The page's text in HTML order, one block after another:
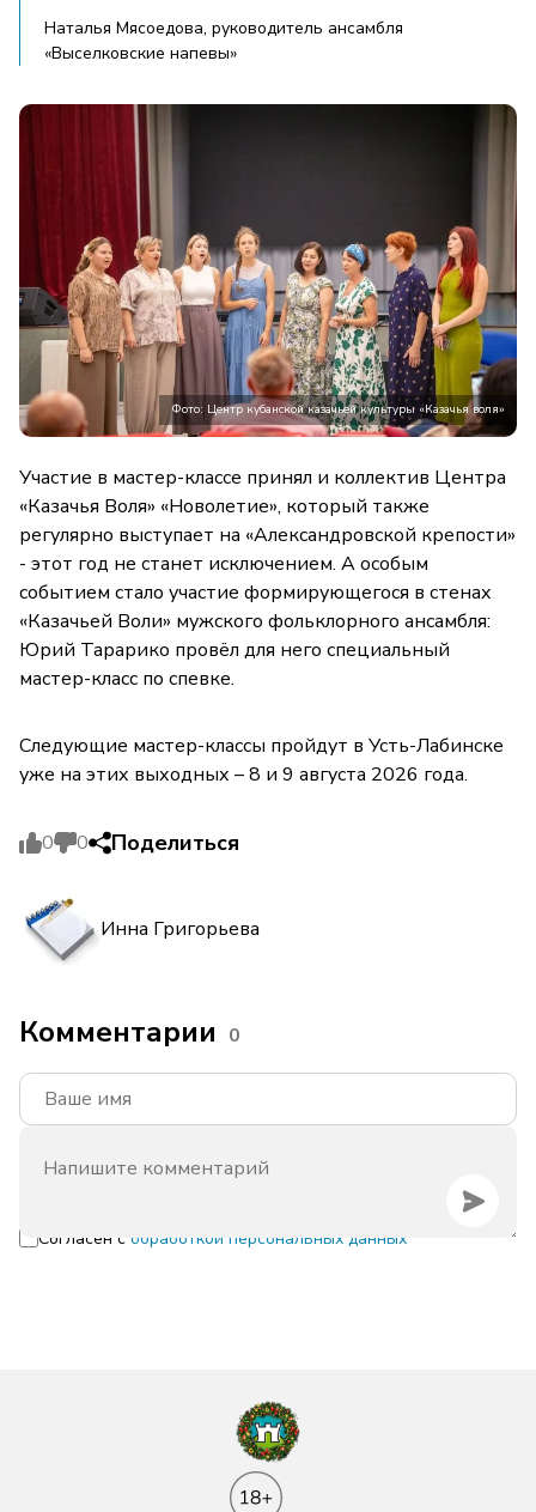
Наталья Мясоедова, руководитель ансамбля
«Выселковские напевы»
Фото: Центр кубанской казачьей культуры «Казачья воля»
Участие в мастер-классе принял и коллектив Центра
«Казачья Воля» «Новолетие», который также
регулярно выступает на «Александровской крепости»
- этот год не станет исключением. А особым
событием стало участие формирующегося в стенах
«Казачьей Воли» мужского фольклорного ансамбля:
Юрий Тарарико провёл для него специальный
мастер-класс по спевке.
Следующие мастер-классы пройдут в Усть-Лабинске
уже на этих выходных – 8 и 9 августа 2026 года.
0 0 Поделиться
Инна Григорьева
Комментарии 0
Согласен с обработкой персональных данных